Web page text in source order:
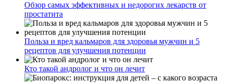
Обзор самых эффективных и недорогих лекарств от
простатита
Польза и вред кальмаров для здоровья мужчин и 5
рецептов для улучшения потенции
Кто такой андролог и что он лечит